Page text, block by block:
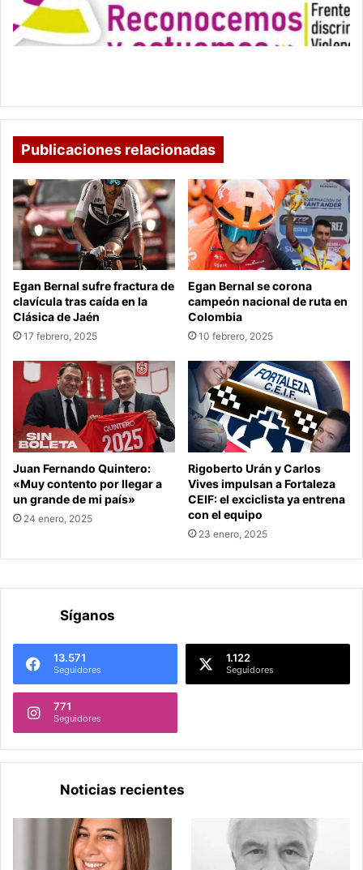
las
universidades
Publicaciones relacionadas
Egan Bernal sufre fractura de
clavícula tras caída en la
Clásica de Jaén
17 febrero, 2025
Egan Bernal se corona
campeón nacional de ruta en
Colombia
10 febrero, 2025
Juan Fernando Quintero:
«Muy contento por llegar a
un grande de mi país»
24 enero, 2025
Rigoberto Urán y Carlos
Vives impulsan a Fortaleza
CEIF: el exciclista ya entrena
con el equipo
23 enero, 2025
Síganos
13.571
Seguidores
1.122
Seguidores
771
Seguidores
Noticias recientes